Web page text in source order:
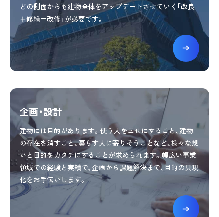
どの側面からも建物全体をアップデートさせていく「改良
＋修繕＝改修」が必要です。
企画・設計
建物には目的があります。使う人を幸せにすること、建物
の存在を消すこと、暮らす人に寄りそうことなど、様々な想
いと目的をカタチにすることが求められます。幅広い事業
領域での経験と実績で、企画から課題解決まで、目的の具現
化をお手伝いします。